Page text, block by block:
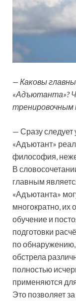
— Каковы
«Адъютанта»?
тренировочным
— Сразу
«Адъютант»
философия,
В
главным
«Адъютанта»
многократно, их
обучение и
подготовки
по
обстрела
полностью
применяются
Это позволяет